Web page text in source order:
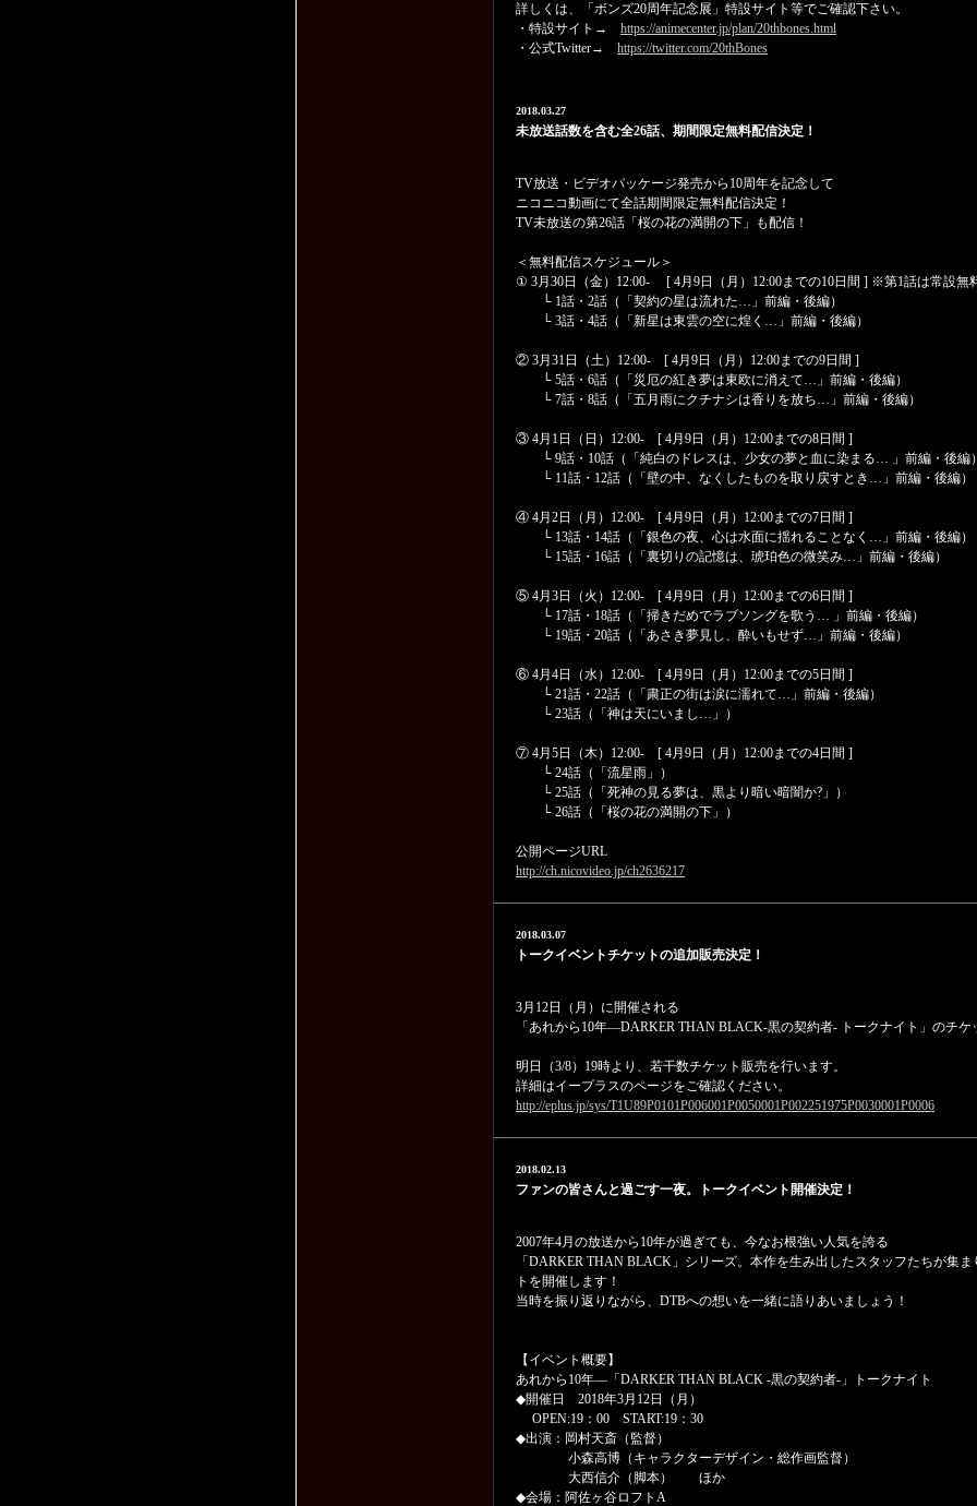
詳しくは、「ボンズ20周年記念展」特設サイト等でご確認下さい。
・特設サイト→ https://animecenter.jp/plan/20thbones.html
・公式Twitter→ https://twitter.com/20thBones
2018.03.27
未放送話数を含む全26話、期間限定無料配信決定！
TV放送・ビデオパッケージ発売から10周年を記念して
ニコニコ動画にて全話期間限定無料配信決定！
TV未放送の第26話「桜の花の満開の下」も配信！
＜無料配信スケジュール＞
① 3月30日（金）12:00- [ 4月9日（月）12:00までの10日間 ] ※第1話は常設無
└ 1話・2話（「契約の星は流れた…」前編・後編）
└ 3話・4話（「新星は東雲の空に煌く…」前編・後編）
② 3月31日（土）12:00- [ 4月9日（月）12:00までの9日間 ]
└ 5話・6話（「災厄の紅き夢は東欧に消えて…」前編・後編）
└ 7話・8話（「五月雨にクチナシは香りを放ち…」前編・後編）
③ 4月1日（日）12:00- [ 4月9日（月）12:00までの8日間 ]
└ 9話・10話（「純白のドレスは、少女の夢と血に染まる… 」前編・後編
└ 11話・12話（「壁の中、なくしたものを取り戻すとき…」前編・後編）
④ 4月2日（月）12:00- [ 4月9日（月）12:00までの7日間 ]
└ 13話・14話（「銀色の夜、心は水面に揺れることなく…」前編・後編）
└ 15話・16話（「裏切りの記憶は、琥珀色の微笑み…」前編・後編）
⑤ 4月3日（火）12:00- [ 4月9日（月）12:00までの6日間 ]
└ 17話・18話（「掃きだめでラブソングを歌う… 」前編・後編）
└ 19話・20話（「あさき夢見し、酔いもせず…」前編・後編）
⑥ 4月4日（水）12:00- [ 4月9日（月）12:00までの5日間 ]
└ 21話・22話（「粛正の街は涙に濡れて…」前編・後編）
└ 23話（「神は天にいまし…」）
⑦ 4月5日（木）12:00- [ 4月9日（月）12:00までの4日間 ]
└ 24話（「流星雨」）
└ 25話（「死神の見る夢は、黒より暗い暗闇か?」）
└ 26話（「桜の花の満開の下」）
公開ページURL
http://ch.nicovideo.jp/ch2636217
2018.03.07
トークイベントチケットの追加販売決定！
3月12日（月）に開催される
「あれから10年―DARKER THAN BLACK-黒の契約者- トークナイト」のチケ
明日（3/8）19時より、若干数チケット販売を行います。
詳細はイープラスのページをご確認ください。
http://eplus.jp/sys/T1U89P0101P006001P0050001P002251975P0030001P0006
2018.02.13
ファンの皆さんと過ごす一夜。トークイベント開催決定！
2007年4月の放送から10年が過ぎても、今なお根強い人気を誇る
「DARKER THAN BLACK」シリーズ。本作を生み出したスタッフたちが集
トを開催します！
当時を振り返りながら、DTBへの想いを一緒に語りあいましょう！
【イベント概要】
あれから10年―「DARKER THAN BLACK -黒の契約者-」トークナイト
◆開催日 2018年3月12日（月）
OPEN:19：00 START:19：30
◆出演：岡村天斎（監督）
小森高博（キャラクターデザイン・総作画監督）
大西信介（脚本） ほか
◆会場：阿佐ヶ谷ロフトA